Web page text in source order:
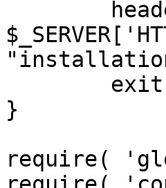
}
require(